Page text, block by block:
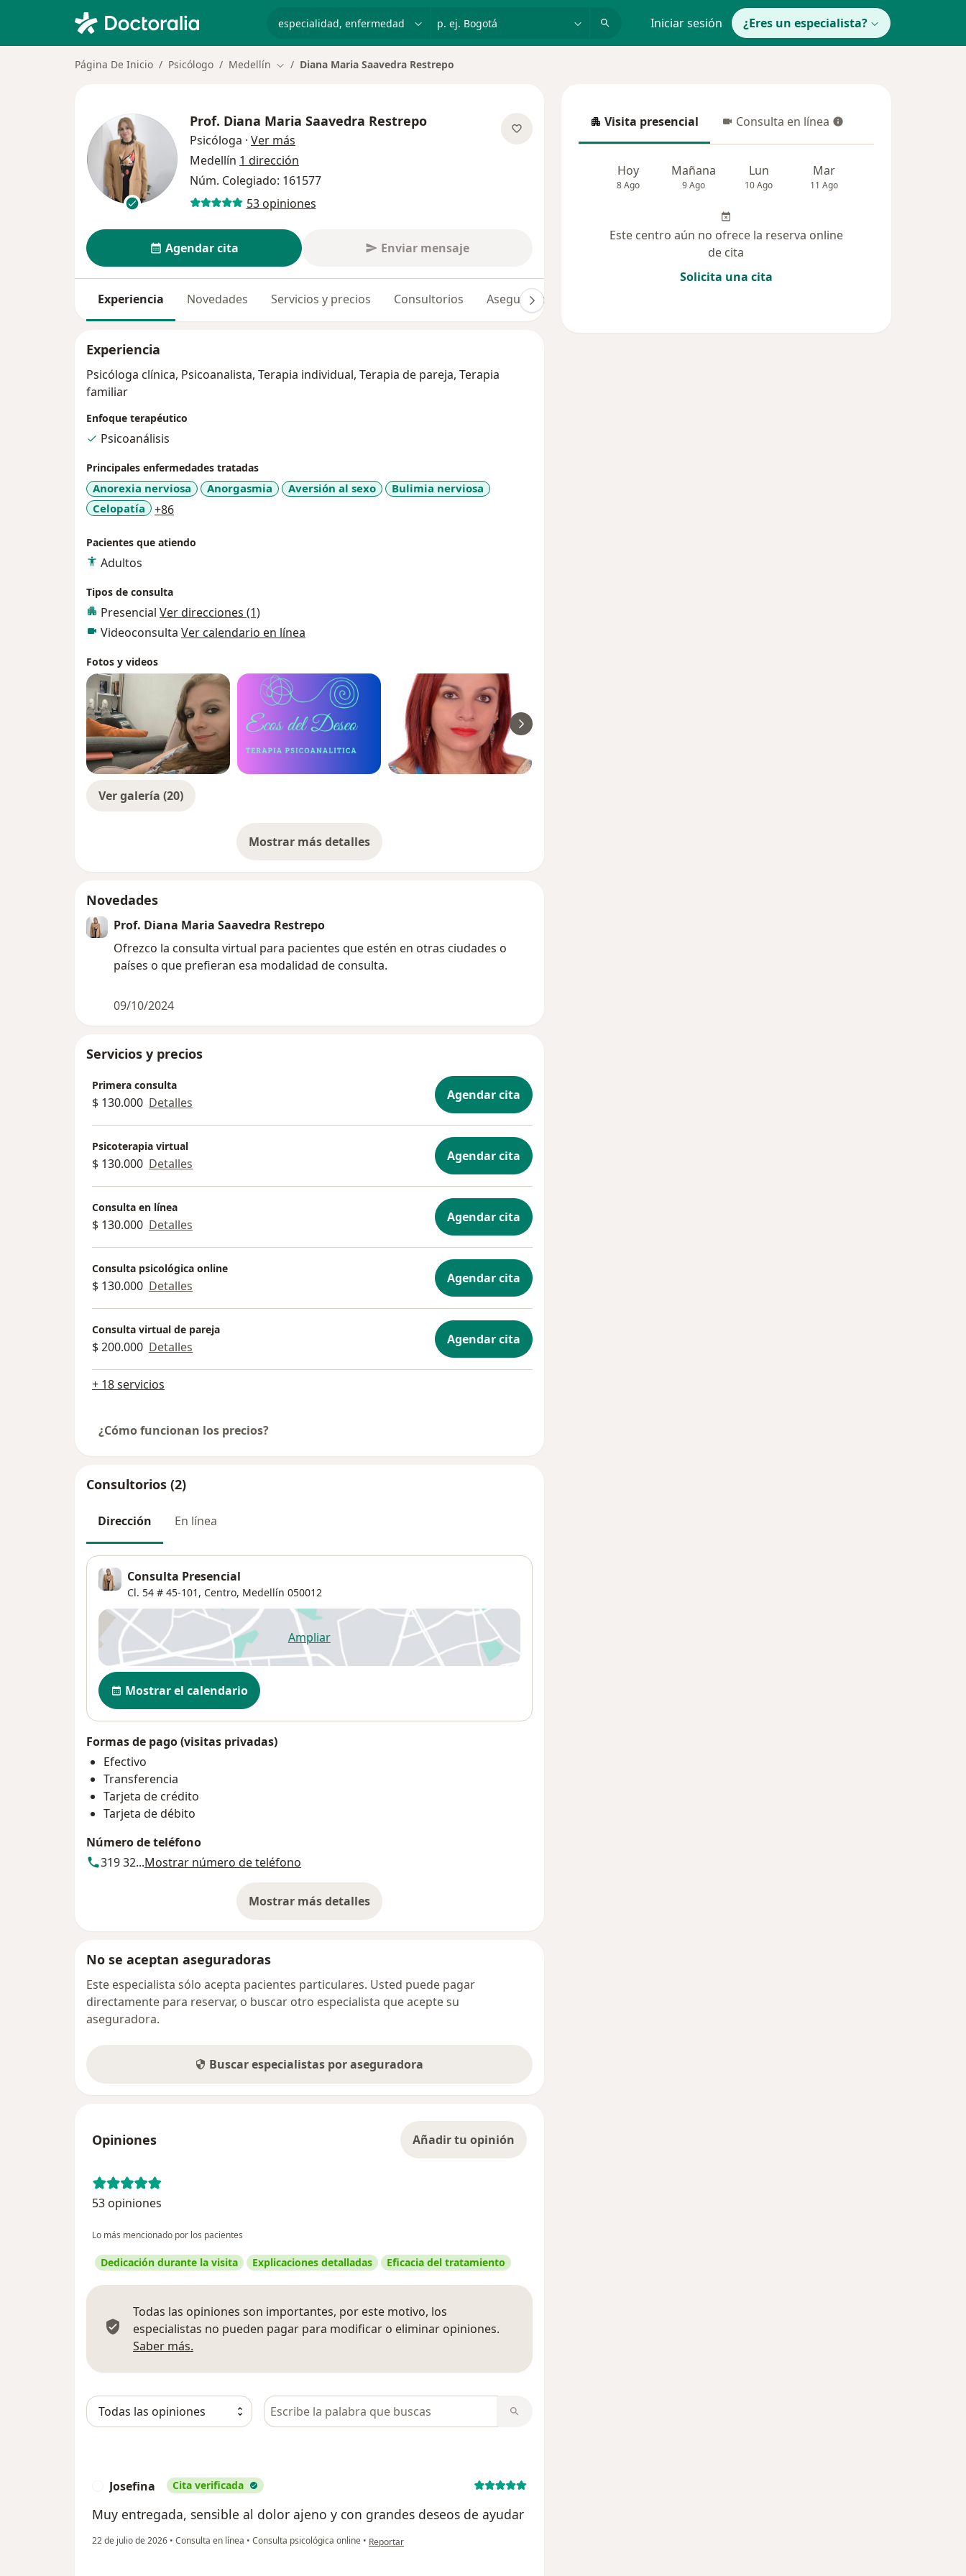
p. ej. Bogotá Iniciar sesión ¿Eres un especialista?
Página De Inicio Psicólogo Medellín Cambiar de ciudad
Diana Maria Saavedra Restrepo
Prof. Diana Maria Saavedra Restrepo
Psicóloga · Ver más
Medellín 1 dirección
Núm. Colegiado: 161577
53 opiniones
Agendar cita Enviar mensaje
Experiencia Novedades Servicios y precios Consultorios Aseguradoras
Experiencia
Psicóloga clínica, Psicoanalista, Terapia individual, Terapia de pareja, Terapia
familiar
Enfoque terapéutico
Psicoanálisis
Principales enfermedades tratadas
Anorexia nerviosa Anorgasmia Aversión al sexo
Bulimia nerviosa
Celopatía
+86a11y_sr_more_diseases
Pacientes que atiendo
Adultos
Tipos de consulta
Presencial Ver direcciones (1)
Videoconsulta Ver calendario en línea
Fotos y videos
Ver galería (20)
Mostrar más detalles
sobre la experiencia
Novedades
Prof. Diana Maria Saavedra Restrepo
Ofrezco la consulta virtual para pacientes que estén en otras ciudades o
países o que prefieran esa modalidad de consulta.
09/10/2024
Servicios y precios
Primera consulta
$ 130.000 Detalles Agendar cita
Psicoterapia virtual
$ 130.000 Detalles Agendar cita
Consulta en línea
$ 130.000 Detalles Agendar cita
Consulta psicológica online
$ 130.000 Detalles Agendar cita
Consulta virtual de pareja
$ 200.000 Detalles Agendar cita
+ 18 servicios
¿Cómo funcionan los precios?
Consultorios (2)
Dirección En línea
Consulta Presencial
Cl. 54 # 45-101, Centro, Medellín 050012
Ampliarse abre en una nueva pestaña
Disponibilidad
Mostrar el calendario
Formas de pago (visitas privadas)
Efectivo
Transferencia
Tarjeta de crédito
Tarjeta de débito
Número de teléfono
319 32...Mostrar número de teléfono
Mostrar más detalles
sobre la dirección
No se aceptan aseguradoras
Este especialista sólo acepta pacientes particulares. Usted puede pagar
directamente para reservar, o buscar otro especialista que acepte su
aseguradora.
Buscar especialistas por aseguradora
Opiniones Añadir tu opinión
53 opiniones
Lo más mencionado por los pacientes
Dedicación durante la visita Explicaciones detalladas Eficacia del tratamiento
Todas las opiniones son importantes, por este motivo, los
especialistas no pueden pagar para modificar o eliminar opiniones.
Saber más.
Busca en opiniones
Josefina Cita verificada
Muy entregada, sensible al dolor ajeno y con grandes deseos de ayudar
22 de julio de 2026 • Consulta en línea • Consulta psicológica online • en opinión del usuario Josefina
Reportar
Visita presencial
Visita presencial Consulta en línea
Consulta en línea
Hoy
8 Ago
Mañana
9 Ago
Lun
10 Ago
Mar
11 Ago
Este centro aún no ofrece la reserva online
de cita
Solicita una cita